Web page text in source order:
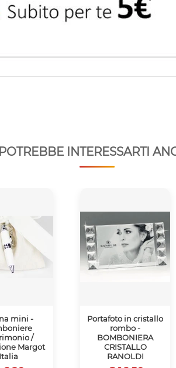
POTREBBE INTERESSARTI
mini -
/
Margot
Italia
Portafoto in cristallo
rombo -
BOMBONIERA
CRISTALLO
RANOLDI